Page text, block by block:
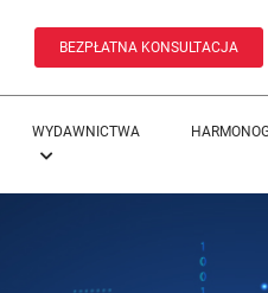
BEZPŁATNA KONSULTACJA
WYDAWNICTWA